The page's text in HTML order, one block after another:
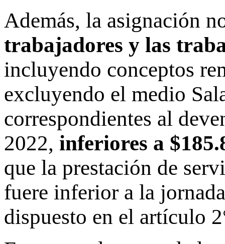
Además, la asignación
trabajadores y las
incluyendo conceptos
excluyendo el medio
correspondientes al
2022, inferiores a
que la prestación de
fuere inferior a la
dispuesto en el artículo